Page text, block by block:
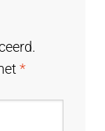
*